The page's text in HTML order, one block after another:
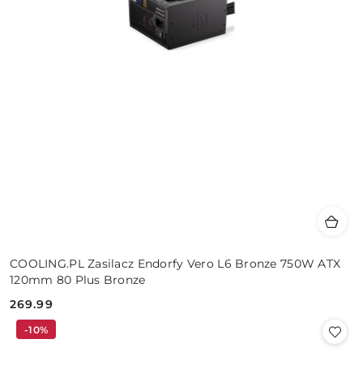
COOLING.PL Zasilacz Endorfy Vero L6 Bronze 750W ATX
120mm 80 Plus Bronze
Cena:
269.99
-10%